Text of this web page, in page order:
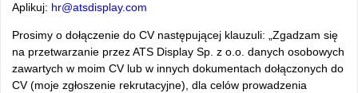
Aplikuj: hr@atsdisplay.com
Prosimy o dołączenie do CV następującej klauzuli: „Zgadzam się
na przetwarzanie przez ATS Display Sp. z o.o. danych osobowych
zawartych w moim CV lub w innych dokumentach dołączonych do
CV (moje zgłoszenie rekrutacyjne), dla celów prowadzenia